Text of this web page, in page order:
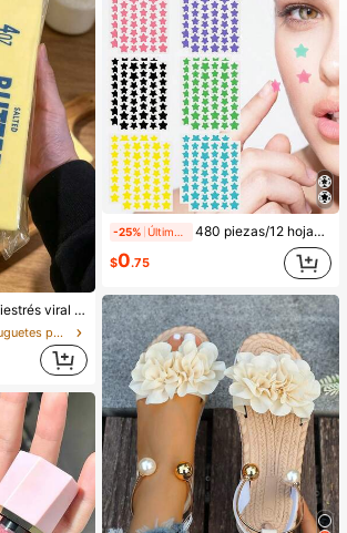
2/1 pieza Juguete antiestrés viral de mantequilla suave y lindo de gran tamaño, juguete de alivio del estrés, estimulación sensorial, pelota antiestrés, adecuado como regalo de Pascua, cumpleaños, graduación, favor de fiesta, suministros para despedida de soltera, estilo dumpling de rebote lento, estético, regalo de Navidad
en Juguetes para apretar para adolescentes
-25% 480 piezas/12 hojas, 240 piezas/6 hojas, 40 piezas/1 hoja, Pegatinas de estrellas para la cara, Pegatinas decorativas de Halloween, Pegatinas decorativas de Navidad, Pegatinas de pentagrama, Pegatinas decorativas de colores, Para decoración de fotos de fiestas y vacaciones, Pegatinas decorativas para la cara, Pegatinas decorativas para fiestas, Para decoración de habitaciones, Tocador, Dormitorio, Viajes, Artículos esenciales de viaje, Accesorios decorativos, Económicos y prácticos, Rellenos de calcetines, Herramientas de maquillaje, Productos asequibles, Regalos, Obsequios, Regalos para mujeres, Regalos de Navidad, Estético
$0.75